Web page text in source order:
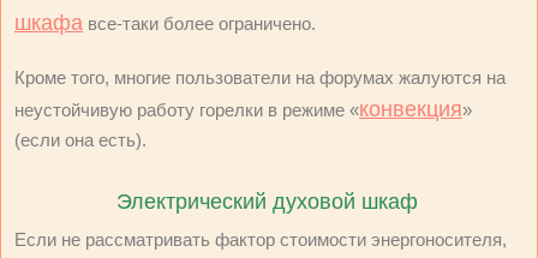
шкафа все-таки более ограничено.
Кроме того, многие пользователи на форумах жалуются на
неустойчивую работу горелки в режиме «конвекция»
(если она есть).
Электрический духовой шкаф
Если не рассматривать фактор стоимости энергоносителя,